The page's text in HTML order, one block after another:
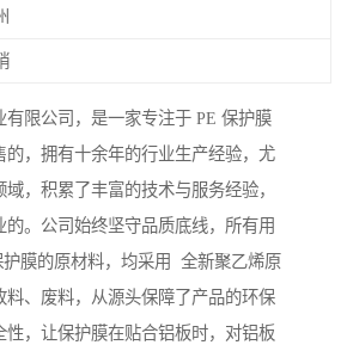
有限公司，是一家专注于 PE 保护膜
的，拥有十余年的行业生产经验，尤
，积累了丰富的技术与服务经验，
的。公司始终坚守品质底线，所有用
护膜的原材料，均采用 全新聚乙烯原
料、废料，从源头保障了产品的环保
性，让保护膜在贴合铝板时，对铝板